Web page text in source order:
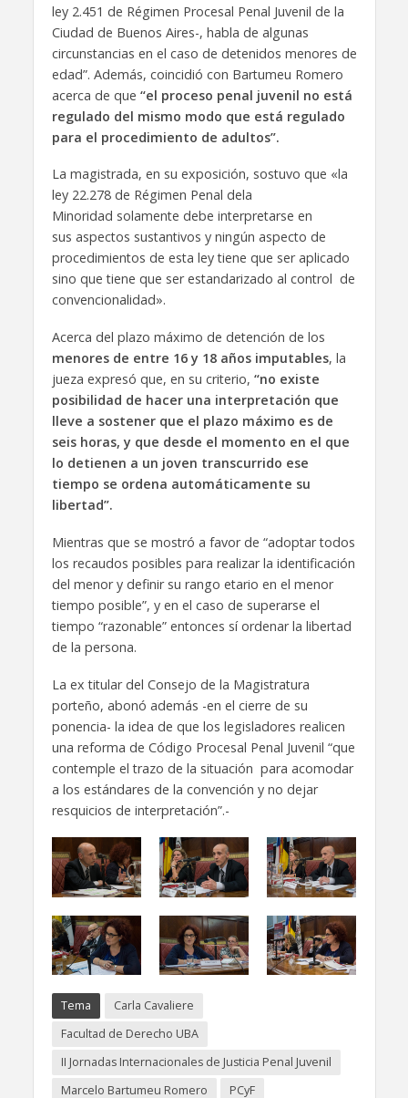
ley 2.451 de Régimen Procesal Penal Juvenil de la
Ciudad de Buenos Aires-, habla de algunas
circunstancias en el caso de detenidos menores de
edad”. Además, coincidió con Bartumeu Romero
acerca de que “el proceso penal juvenil no está
regulado del mismo modo que está regulado
para el procedimiento de adultos”.
La magistrada, en su exposición, sostuvo que «la
ley 22.278 de Régimen Penal dela
Minoridad solamente debe interpretarse en
sus aspectos sustantivos y ningún aspecto de
procedimientos de esta ley tiene que ser aplicado
sino que tiene que ser estandarizado al control de
convencionalidad».
Acerca del plazo máximo de detención de los
menores de entre 16 y 18 años imputables, la
jueza expresó que, en su criterio, “no existe
posibilidad de hacer una interpretación que
lleve a sostener que el plazo máximo es de
seis horas, y que desde el momento en el que
lo detienen a un joven transcurrido ese
tiempo se ordena automáticamente su
libertad”.
Mientras que se mostró a favor de “adoptar todos
los recaudos posibles para realizar la identificación
del menor y definir su rango etario en el menor
tiempo posible”, y en el caso de superarse el
tiempo “razonable” entonces sí ordenar la libertad
de la persona.
La ex titular del Consejo de la Magistratura
porteño, abonó además -en el cierre de su
ponencia- la idea de que los legisladores realicen
una reforma de Código Procesal Penal Juvenil “que
contemple el trazo de la situación para acomodar
a los estándares de la convención y no dejar
resquicios de interpretación”.-
Tema
Carla Cavaliere
Facultad de Derecho UBA
II Jornadas Internacionales de Justicia Penal Juvenil
Marcelo Bartumeu Romero
PCyF